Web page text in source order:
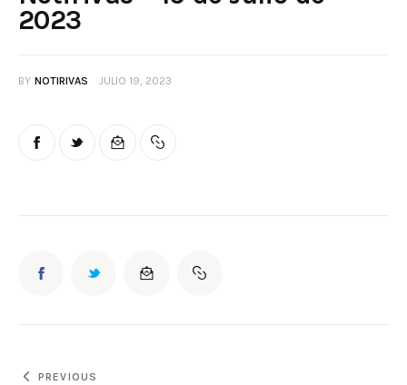
2023
BY NOTIRIVAS JULIO 19, 2023
PREVIOUS